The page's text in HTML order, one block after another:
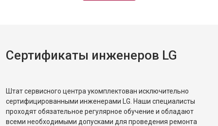
Сертификаты инженеров LG
Штат сервисного центра укомплектован исключительно
сертифицированными инженерами LG. Наши специалисты
проходят обязательное регулярное обучение и обладают
всеми необходимыми допусками для проведения ремонта